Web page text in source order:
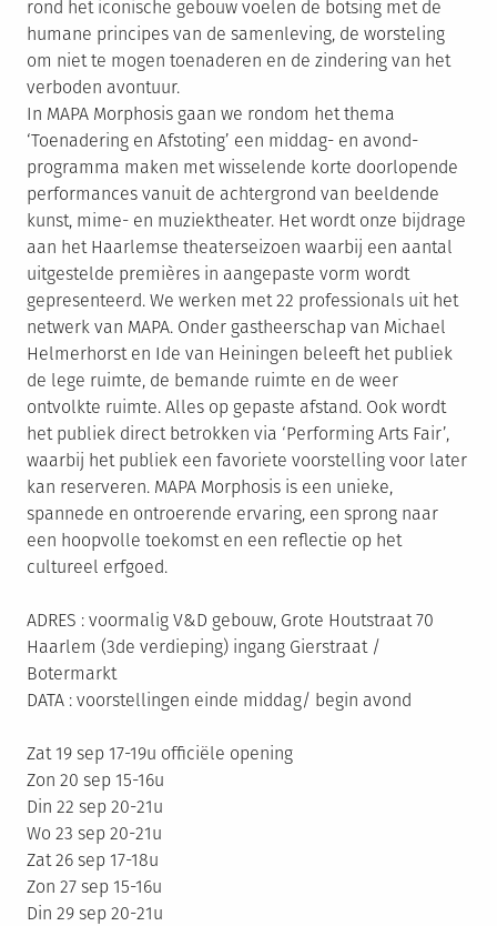
rond het iconische gebouw voelen de botsing met de
humane principes van de samenleving, de worsteling
om niet te mogen toenaderen en de zindering van het
verboden avontuur.
In MAPA Morphosis gaan we rondom het thema
‘Toenadering en Afstoting’ een middag- en avond-
programma maken met wisselende korte doorlopende
performances vanuit de achtergrond van beeldende
kunst, mime- en muziektheater. Het wordt onze bijdrage
aan het Haarlemse theaterseizoen waarbij een aantal
uitgestelde premières in aangepaste vorm wordt
gepresenteerd. We werken met 22 professionals uit het
netwerk van MAPA. Onder gastheerschap van Michael
Helmerhorst en Ide van Heiningen beleeft het publiek
de lege ruimte, de bemande ruimte en de weer
ontvolkte ruimte. Alles op gepaste afstand. Ook wordt
het publiek direct betrokken via ‘Performing Arts Fair’,
waarbij het publiek een favoriete voorstelling voor later
kan reserveren. MAPA Morphosis is een unieke,
spannede en ontroerende ervaring, een sprong naar
een hoopvolle toekomst en een reflectie op het
cultureel erfgoed.
ADRES : voormalig V&D gebouw, Grote Houtstraat 70
Haarlem (3de verdieping) ingang Gierstraat /
Botermarkt
DATA : voorstellingen einde middag/ begin avond
Zat 19 sep 17-19u officiële opening
Zon 20 sep 15-16u
Din 22 sep 20-21u
Wo 23 sep 20-21u
Zat 26 sep 17-18u
Zon 27 sep 15-16u
Din 29 sep 20-21u